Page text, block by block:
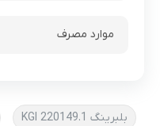
موارد مصرف
بلبرینگ 220149.1 KGI